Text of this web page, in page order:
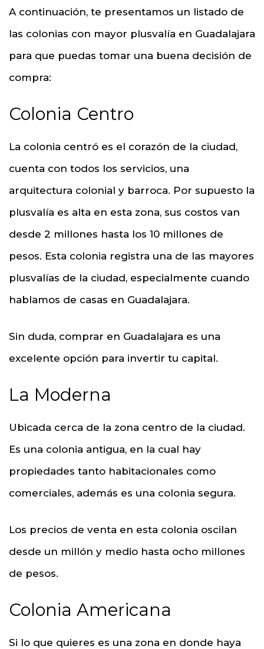
A continuación, te presentamos un listado de
las colonias con mayor plusvalía en Guadalajara
para que puedas tomar una buena decisión de
compra:
Colonia Centro
La colonia centró es el corazón de la ciudad,
cuenta con todos los servicios, una
arquitectura colonial y barroca. Por supuesto la
plusvalía es alta en esta zona, sus costos van
desde 2 millones hasta los 10 millones de
pesos. Esta colonia registra una de las mayores
plusvalías de la ciudad, especialmente cuando
hablamos de casas en Guadalajara.
Sin duda, comprar en Guadalajara es una
excelente opción para invertir tu capital.
La Moderna
Ubicada cerca de la zona centro de la ciudad.
Es una colonia antigua, en la cual hay
propiedades tanto habitacionales como
comerciales, además es una colonia segura.
Los precios de venta en esta colonia oscilan
desde un millón y medio hasta ocho millones
de pesos.
Colonia Americana
Si lo que quieres es una zona en donde haya